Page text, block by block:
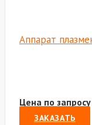
Аппарат
Цена по запросу
ЗАКАЗАТЬ